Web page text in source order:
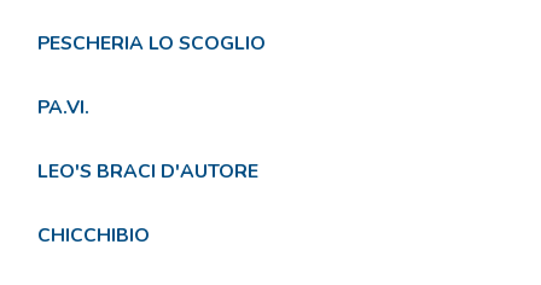
PESCHERIA LO SCOGLIO
PA.VI.
LEO'S BRACI D'AUTORE
CHICCHIBIO